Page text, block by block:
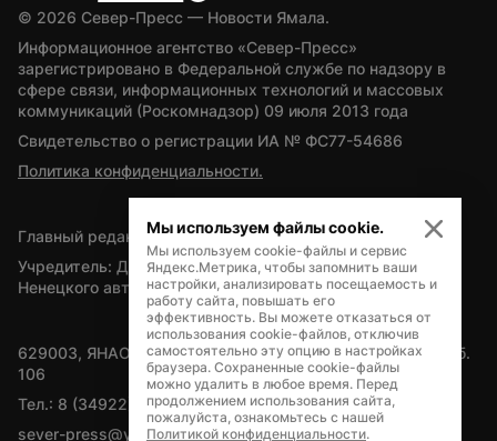
© 2026 Север-Пресс — Новости Ямала.
Информационное агентство «Север-Пресс»
зарегистрировано в Федеральной службе по надзору в
сфере связи, информационных технологий и массовых
коммуникаций (Роскомнадзор) 09 июля 2013 года
Свидетельство о регистрации ИА № ФС77-54686
Политика конфиденциальности.
Главный редактор — А.Л. Поздеев
Учредитель: Департамент внутренней политики Ямало-
Ненецкого автономного округа
629003, ЯНАО, Салехард, мкр. Богдана Кнунянца, д.1, каб.
106
Тел.: 8 (34922) 71262
sever-press@yamal-media.ru
Мы используем файлы cookie.
Мы используем cookie-файлы и сервис
Яндекс.Метрика, чтобы запомнить ваши
настройки, анализировать посещаемость и
работу сайта, повышать его
эффективность. Вы можете отказаться от
использования cookie-файлов, отключив
самостоятельно эту опцию в настройках
браузера. Сохраненные cookie-файлы
можно удалить в любое время. Перед
продолжением использования сайта,
пожалуйста, ознакомьтесь с нашей
Политикой конфиденциальности.